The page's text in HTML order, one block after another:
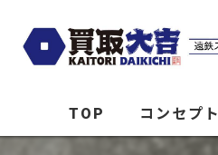
TOP コンセプト